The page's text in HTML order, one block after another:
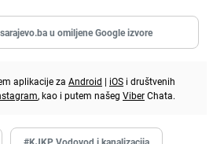
u omiljene Google izvore
aplikacije za Android | iOS i društvenih
, kao i putem našeg ViberChata.
#KJKP Vodovod i kanalizacija